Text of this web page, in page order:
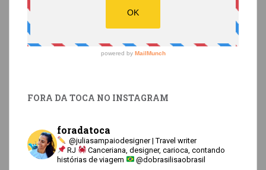
FORA DA TOCA NO INSTAGRAM
foradatoca
@juliasampaiodesigner | Travel writer
RJ
Canceriana, designer, carioca, contando
histórias de viagem
@dobrasilisaobrasil